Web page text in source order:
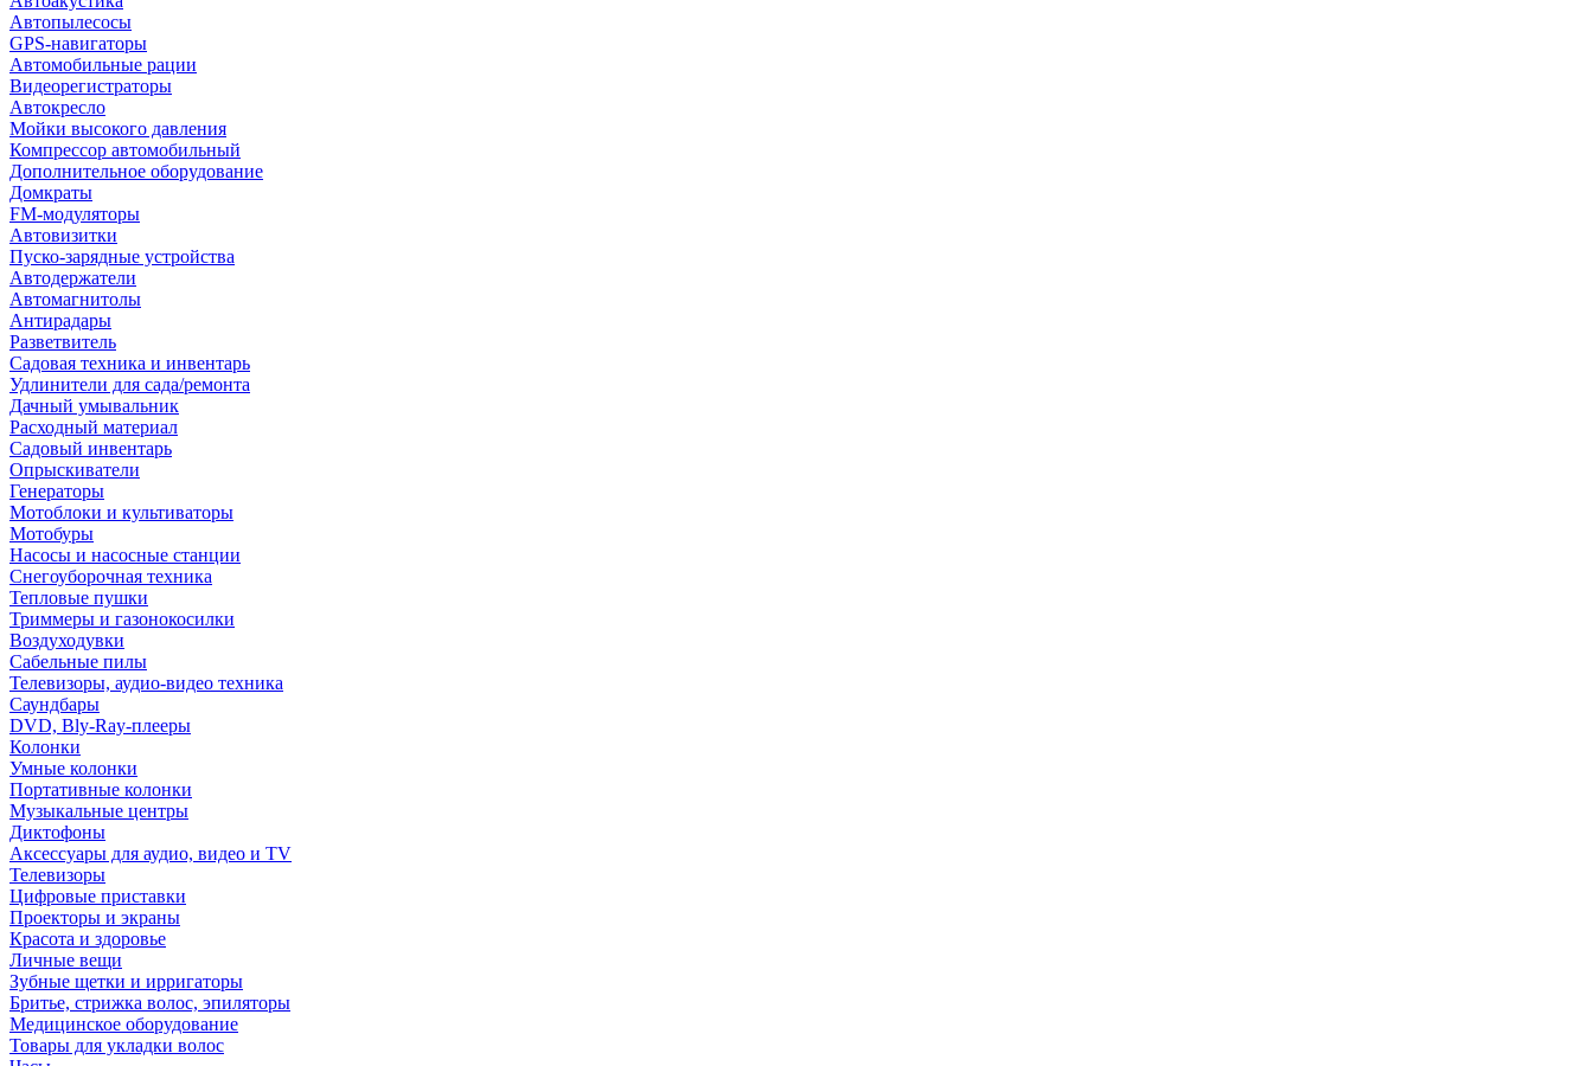
Автопылесосы
GPS-навигаторы
Автомобильные рации
Видеорегистраторы
Автокресло
Мойки высокого давления
Компрессор автомобильный
Дополнительное оборудование
Домкраты
FM-модуляторы
Автовизитки
Пуско-зарядные устройства
Автодержатели
Автомагнитолы
Антирадары
Разветвитель
Садовая техника и инвентарь
Удлинители для сада/ремонта
Дачный умывальник
Расходный материал
Садовый инвентарь
Опрыскиватели
Генераторы
Мотоблоки и культиваторы
Мотобуры
Насосы и насосные станции
Снегоуборочная техника
Тепловые пушки
Триммеры и газонокосилки
Воздуходувки
Сабельные пилы
Телевизоры, аудио-видео техника
Саундбары
DVD, Bly-Ray-плееры
Колонки
Умные колонки
Портативные колонки
Музыкальные центры
Диктофоны
Аксессуары для аудио, видео и TV
Телевизоры
Цифровые приставки
Проекторы и экраны
Красота и здоровье
Личные вещи
Зубные щетки и ирригаторы
Бритье, стрижка волос, эпиляторы
Медицинское оборудование
Товары для укладки волос